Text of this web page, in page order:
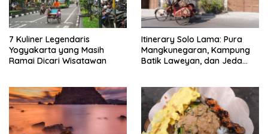
7 Kuliner Legendaris
Yogyakarta yang Masih
Ramai Dicari Wisatawan
Itinerary Solo Lama: Pura
Mangkunegaran, Kampung
Batik Laweyan, dan Jeda